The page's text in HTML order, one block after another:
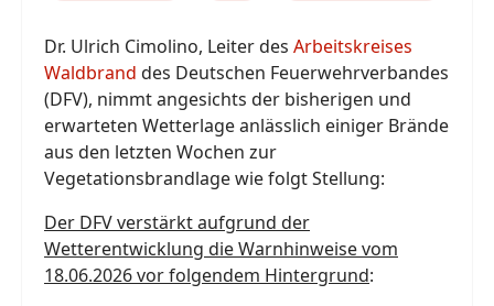
Dr. Ulrich Cimolino, Leiter des Arbeitskreises
Waldbrand des Deutschen Feuerwehrverbandes
(DFV), nimmt angesichts der bisherigen und
erwarteten Wetterlage anlässlich einiger Brände
aus den letzten Wochen zur
Vegetationsbrandlage wie folgt Stellung:
Der DFV verstärkt aufgrund der
Wetterentwicklung die Warnhinweise vom
18.06.2026 vor folgendem Hintergrund: